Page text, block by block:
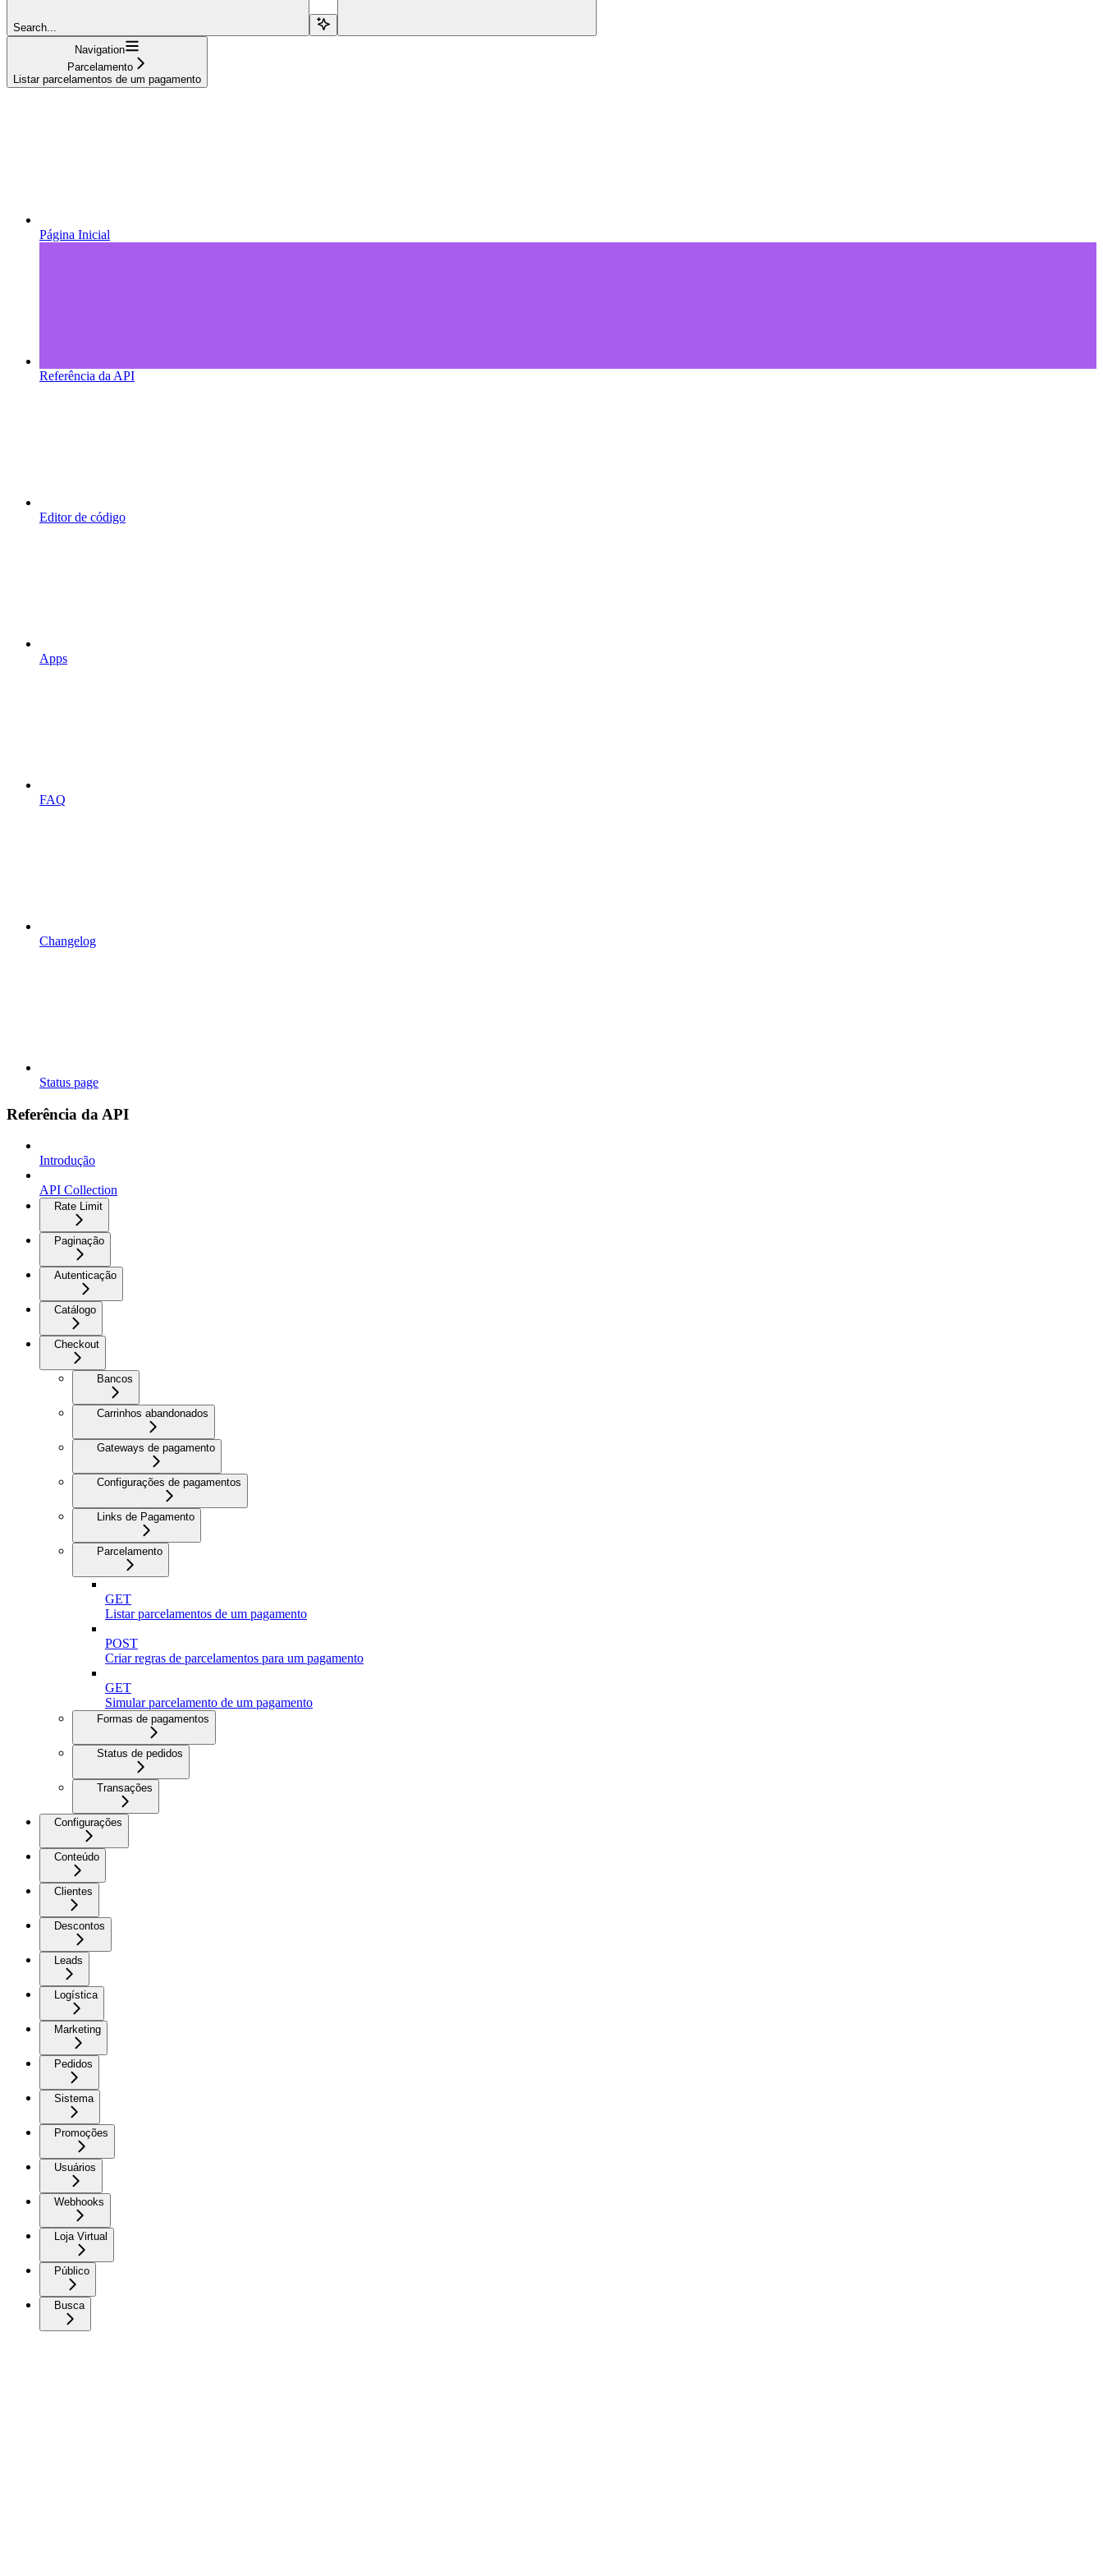
Search...
Navigation
Parcelamento
Listar parcelamentos de um pagamento
Página Inicial
Referência da API
Editor de código
Apps
FAQ
Changelog
Status page
Referência da API
Introdução
API Collection
Rate Limit
Paginação
Autenticação
Catálogo
Checkout
Bancos
Carrinhos abandonados
Gateways de pagamento
Configurações de pagamentos
Links de Pagamento
Parcelamento
GET
Listar parcelamentos de um pagamento
POST
Criar regras de parcelamentos para um pagamento
GET
Simular parcelamento de um pagamento
Formas de pagamentos
Status de pedidos
Transações
Configurações
Conteúdo
Clientes
Descontos
Leads
Logística
Marketing
Pedidos
Sistema
Promoções
Usuários
Webhooks
Loja Virtual
Público
Busca